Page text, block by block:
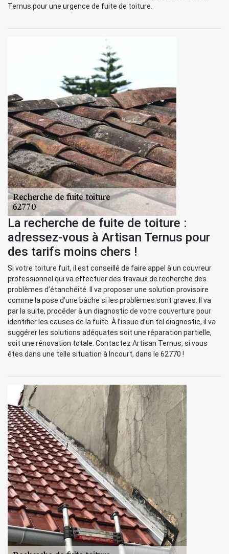
Ternus pour une urgence de fuite de toiture.
La recherche de fuite de toiture :
adressez-vous à Artisan Ternus pour
des tarifs moins chers !
Si votre toiture fuit, il est conseillé de faire appel à un couvreur
professionnel qui va effectuer des travaux de recherche des
problèmes d’étanchéité. Il va proposer une solution provisoire
comme la pose d’une bâche si les problèmes sont graves. Il va
par la suite, procéder à un diagnostic de votre couverture pour
identifier les causes de la fuite. À l’issue d’un tel diagnostic, il va
suggérer les solutions adéquates soit une réparation partielle,
soit une rénovation totale. Contactez Artisan Ternus, si vous
êtes dans une telle situation à Incourt, dans le 62770 !